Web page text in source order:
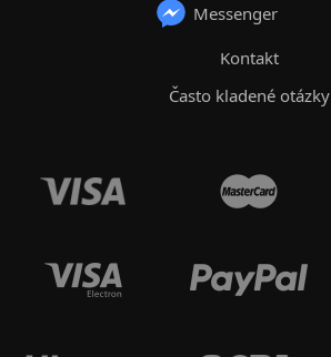
Messenger
Kontakt
Často kladené otázky